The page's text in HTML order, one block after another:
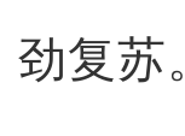
劲复苏